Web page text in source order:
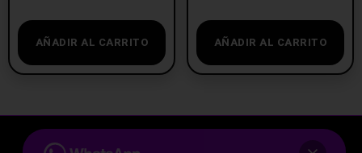
AÑADIR AL CARRITO AÑADIR AL CARRITO